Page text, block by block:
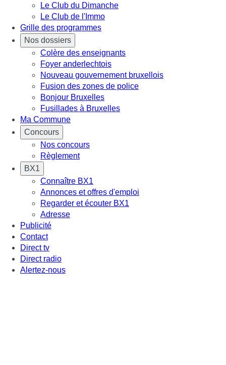
Le Club du Dimanche
Le Club de l'Immo
Grille des programmes
Nos dossiers
Colère des enseignants
Foyer anderlechtois
Nouveau gouvernement bruxellois
Fusion des zones de police
Bonjour Bruxelles
Fusillades à Bruxelles
Ma Commune
Concours
Nos concours
Règlement
BX1
Connaître BX1
Annonces et offres d'emploi
Regarder et écouter BX1
Adresse
Publicité
Contact
Direct tv
Direct radio
Alertez-nous